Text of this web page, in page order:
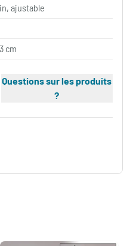
ajustable
cm
Questions sur les produits
?